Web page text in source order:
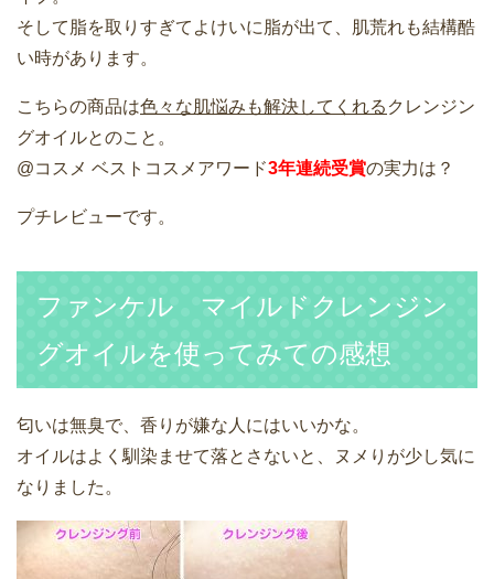
そして脂を取りすぎてよけいに脂が出て、肌荒れも結構酷
い時があります。
こちらの商品は色々な肌悩みも解決してくれる クレンジン
グオイルとのこと。
@コスメ ベストコスメアワード3年連続受賞の実力は？
プチレビューです。
ファンケル マイルドクレンジン
グオイルを使ってみての感想
匂いは無臭で、香りが嫌な人にはいいかな。
オイルはよく馴染ませて落とさないと、ヌメりが少し気に
なりました。